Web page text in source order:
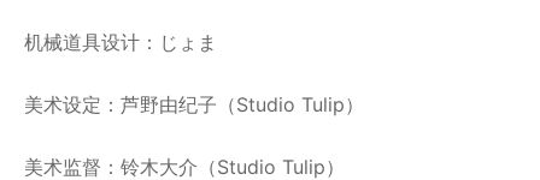
机械道具设计：じょま
美术设定：芦野由纪子（Studio Tulip）
美术监督：铃木大介（Studio Tulip）